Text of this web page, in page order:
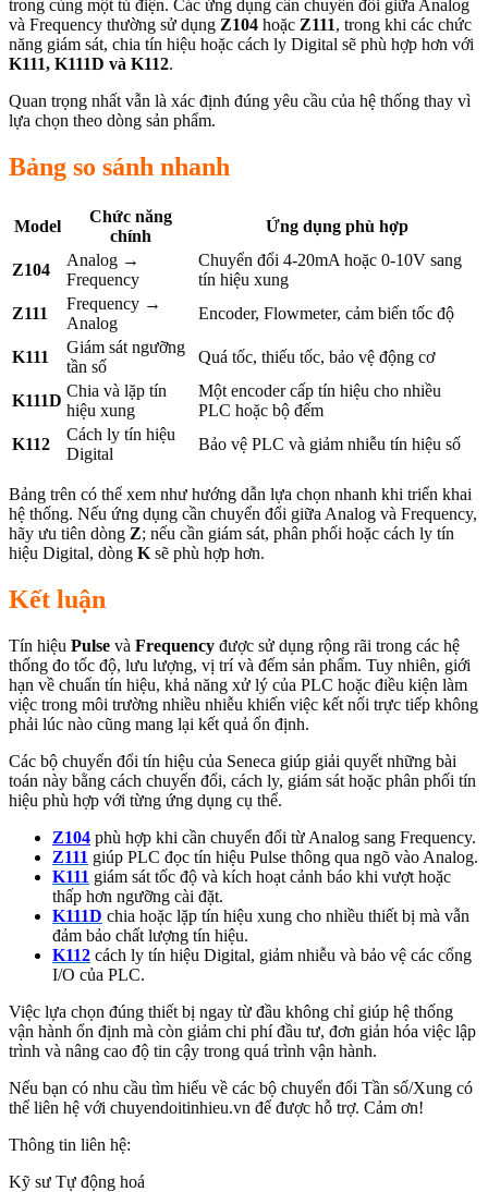
trong cùng một tủ điện. Các ứng dụng cần chuyển đổi giữa Analog
và Frequency thường sử dụng Z104 hoặc Z111, trong khi các chức
năng giám sát, chia tín hiệu hoặc cách ly Digital sẽ phù hợp hơn với
K111, K111D và K112.
Quan trọng nhất vẫn là xác định đúng yêu cầu của hệ thống thay vì
lựa chọn theo dòng sản phẩm.
Bảng so sánh nhanh
Model
Chức năng
chính
Ứng dụng phù hợp
Z104
Analog →
Frequency
Chuyển đổi 4-20mA hoặc 0-10V sang
tín hiệu xung
Z111
Frequency →
Analog
Encoder, Flowmeter, cảm biến tốc độ
K111
Giám sát ngưỡng
tần số
Quá tốc, thiếu tốc, bảo vệ động cơ
K111D
Chia và lặp tín
hiệu xung
Một encoder cấp tín hiệu cho nhiều
PLC hoặc bộ đếm
K112
Cách ly tín hiệu
Digital
Bảo vệ PLC và giảm nhiễu tín hiệu số
Bảng trên có thể xem như hướng dẫn lựa chọn nhanh khi triển khai
hệ thống. Nếu ứng dụng cần chuyển đổi giữa Analog và Frequency,
hãy ưu tiên dòng Z; nếu cần giám sát, phân phối hoặc cách ly tín
hiệu Digital, dòng K sẽ phù hợp hơn.
Kết luận
Tín hiệu Pulse và Frequency được sử dụng rộng rãi trong các hệ
thống đo tốc độ, lưu lượng, vị trí và đếm sản phẩm. Tuy nhiên, giới
hạn về chuẩn tín hiệu, khả năng xử lý của PLC hoặc điều kiện làm
việc trong môi trường nhiều nhiễu khiến việc kết nối trực tiếp không
phải lúc nào cũng mang lại kết quả ổn định.
Các bộ chuyển đổi tín hiệu của Seneca giúp giải quyết những bài
toán này bằng cách chuyển đổi, cách ly, giám sát hoặc phân phối tín
hiệu phù hợp với từng ứng dụng cụ thể.
Z104 phù hợp khi cần chuyển đổi từ Analog sang Frequency.
Z111 giúp PLC đọc tín hiệu Pulse thông qua ngõ vào Analog.
K111 giám sát tốc độ và kích hoạt cảnh báo khi vượt hoặc
thấp hơn ngưỡng cài đặt.
K111D chia hoặc lặp tín hiệu xung cho nhiều thiết bị mà vẫn
đảm bảo chất lượng tín hiệu.
K112 cách ly tín hiệu Digital, giảm nhiễu và bảo vệ các cổng
I/O của PLC.
Việc lựa chọn đúng thiết bị ngay từ đầu không chỉ giúp hệ thống
vận hành ổn định mà còn giảm chi phí đầu tư, đơn giản hóa việc lập
trình và nâng cao độ tin cậy trong quá trình vận hành.
Nếu bạn có nhu cầu tìm hiểu về các bộ chuyển đổi Tần số/Xung có
thể liên hệ với chuyendoitinhieu.vn để được hỗ trợ. Cảm ơn!
Thông tin liên hệ:
Kỹ sư Tự động hoá